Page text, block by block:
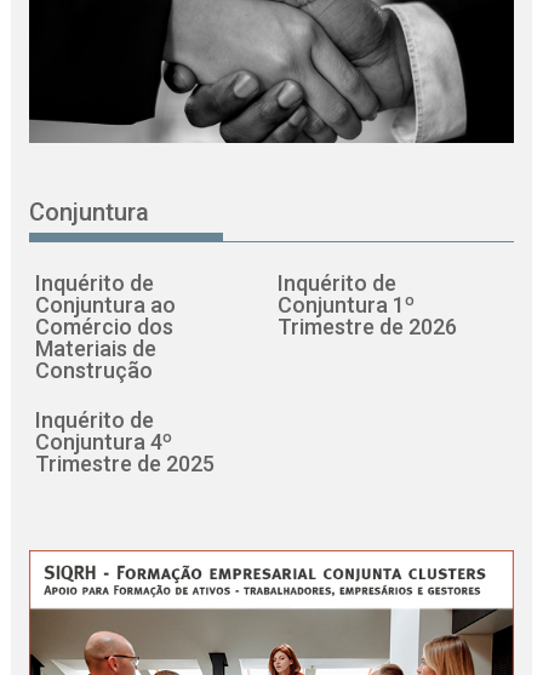
Conjuntura
Inquérito de
Conjuntura ao
Comércio dos
Materiais de
Construção
Inquérito de
Conjuntura 1º
Trimestre de 2026
Inquérito de
Conjuntura 4º
Trimestre de 2025